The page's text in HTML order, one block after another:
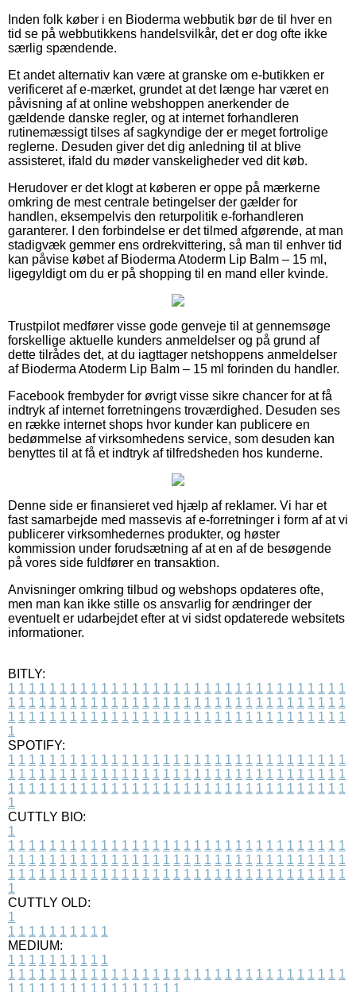
Inden folk køber i en Bioderma webbutik bør de til hver en
tid se på webbutikkens handelsvilkår, det er dog ofte ikke
særlig spændende.
Et andet alternativ kan være at granske om e-butikken er
verificeret af e-mærket, grundet at det længe har været en
påvisning af at online webshoppen anerkender de
gældende danske regler, og at internet forhandleren
rutinemæssigt tilses af sagkyndige der er meget fortrolige
reglerne. Desuden giver det dig anledning til at blive
assisteret, ifald du møder vanskeligheder ved dit køb.
Herudover er det klogt at køberen er oppe på mærkerne
omkring de mest centrale betingelser der gælder for
handlen, eksempelvis den returpolitik e-forhandleren
garanterer. I den forbindelse er det tilmed afgørende, at man
stadigvæk gemmer ens ordrekvittering, så man til enhver tid
kan påvise købet af Bioderma Atoderm Lip Balm – 15 ml,
ligegyldigt om du er på shopping til en mand eller kvinde.
Trustpilot medfører visse gode genveje til at gennemsøge
forskellige aktuelle kunders anmeldelser og på grund af
dette tilrådes det, at du iagttager netshoppens anmeldelser
af Bioderma Atoderm Lip Balm – 15 ml forinden du handler.
Facebook frembyder for øvrigt visse sikre chancer for at få
indtryk af internet forretningens troværdighed. Desuden ses
en række internet shops hvor kunder kan publicere en
bedømmelse af virksomhedens service, som desuden kan
benyttes til at få et indtryk af tilfredsheden hos kunderne.
Denne side er finansieret ved hjælp af reklamer. Vi har et
fast samarbejde med massevis af e-forretninger i form af at vi
publicerer virksomhedernes produkter, og høster
kommission under forudsætning af at en af de besøgende
på vores side fuldfører en transaktion.
Anvisninger omkring tilbud og webshops opdateres ofte,
men man kan ikke stille os ansvarlig for ændringer der
eventuelt er udarbejdet efter at vi sidst opdaterede websitets
informationer.
BITLY:
1 1 1 1 1 1 1 1 1 1 1 1 1 1 1 1 1 1 1 1 1 1 1 1 1 1 1 1 1 1 1 1 1
1 1 1 1 1 1 1 1 1 1 1 1 1 1 1 1 1 1 1 1 1 1 1 1 1 1 1 1 1 1 1 1 1
1 1 1 1 1 1 1 1 1 1 1 1 1 1 1 1 1 1 1 1 1 1 1 1 1 1 1 1 1 1 1 1 1
1
SPOTIFY:
1 1 1 1 1 1 1 1 1 1 1 1 1 1 1 1 1 1 1 1 1 1 1 1 1 1 1 1 1 1 1 1 1
1 1 1 1 1 1 1 1 1 1 1 1 1 1 1 1 1 1 1 1 1 1 1 1 1 1 1 1 1 1 1 1 1
1 1 1 1 1 1 1 1 1 1 1 1 1 1 1 1 1 1 1 1 1 1 1 1 1 1 1 1 1 1 1 1 1
1
CUTTLY BIO:
1
1 1 1 1 1 1 1 1 1 1 1 1 1 1 1 1 1 1 1 1 1 1 1 1 1 1 1 1 1 1 1 1 1
1 1 1 1 1 1 1 1 1 1 1 1 1 1 1 1 1 1 1 1 1 1 1 1 1 1 1 1 1 1 1 1 1
1 1 1 1 1 1 1 1 1 1 1 1 1 1 1 1 1 1 1 1 1 1 1 1 1 1 1 1 1 1 1 1 1
1
CUTTLY OLD:
1
1 1 1 1 1 1 1 1 1 1
MEDIUM:
1 1 1 1 1 1 1 1 1 1
1 1 1 1 1 1 1 1 1 1 1 1 1 1 1 1 1 1 1 1 1 1 1 1 1 1 1 1 1 1 1 1 1
1 1 1 1 1 1 1 1 1 1 1 1 1 1 1 1 1